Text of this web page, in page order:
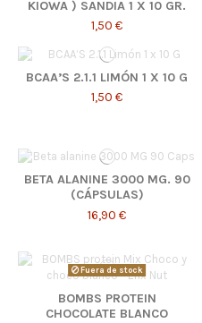
KIOWA ) SANDIA 1 X 10 GR.
1,50 €
BCAA’S 2.1.1 LIMÓN 1 X 10 G
1,50 €
BETA ALANINE 3000 MG. 90
(CÁPSULAS)
16,90 €
Fuera de stock
BOMBS PROTEIN
CHOCOLATE BLANCO